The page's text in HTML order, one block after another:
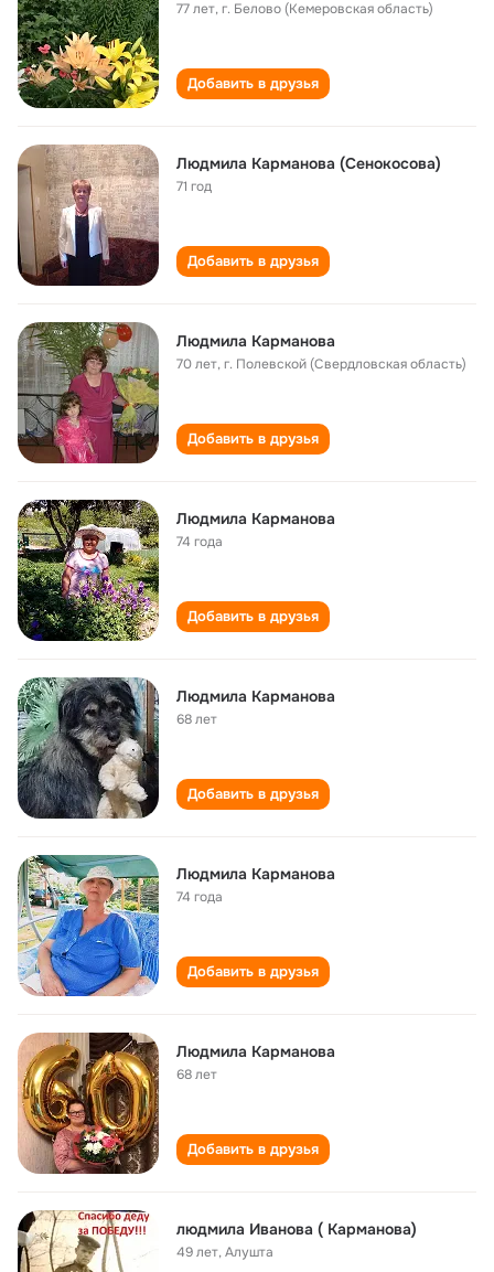
77 лет,г. Белово (Кемеровская область)
Добавить в друзья
Людмила Карманова (Сенокосова)
71 год
Добавить в друзья
Людмила Карманова
70 лет,г. Полевской (Свердловская область)
Добавить в друзья
Людмила Карманова
74 года
Добавить в друзья
Людмила Карманова
68 лет
Добавить в друзья
Людмила Карманова
74 года
Добавить в друзья
Людмила Карманова
68 лет
Добавить в друзья
людмила Иванова ( Карманова)
49 лет,Алушта